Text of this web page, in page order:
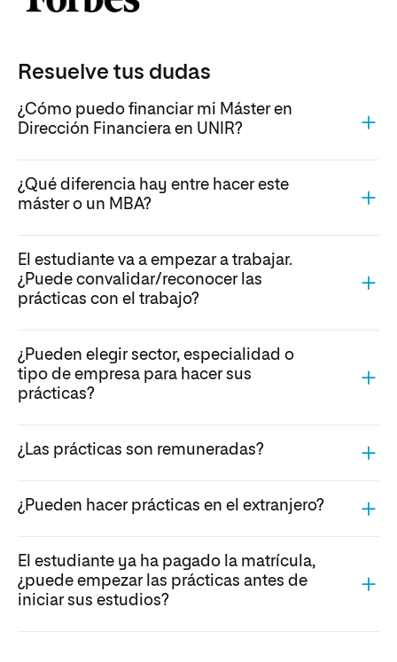
Resuelve tus dudas
¿Cómo puedo financiar mi Máster en
Dirección Financiera en UNIR?
¿Qué diferencia hay entre hacer este
máster o un MBA?
El estudiante va a empezar a trabajar.
¿Puede convalidar/reconocer las
prácticas con el trabajo?
¿Pueden elegir sector, especialidad o
tipo de empresa para hacer sus
prácticas?
¿Las prácticas son remuneradas?
¿Pueden hacer prácticas en el extranjero?
El estudiante ya ha pagado la matrícula,
¿puede empezar las prácticas antes de
iniciar sus estudios?